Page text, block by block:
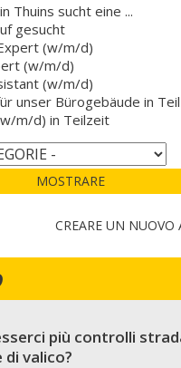
Thuins sucht eine ...
gesucht
(w/m/d)
(w/m/d)
(w/m/d)
unser Bürogebäude in
m/d) in Teilzeit
MOSTRARE
CREARE UN
più controlli
valico?